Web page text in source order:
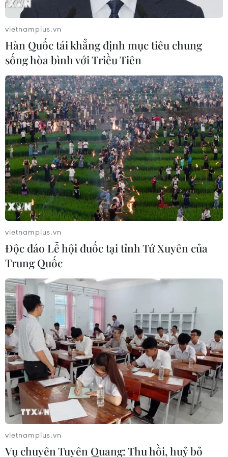
#Ngân hàng Trung ương Canada
#Ngân hàng trung ương
#Chính sách thắt chặt tiền tệ
Canada
Theo dõi VietnamPlus
TIN LIÊN QUAN
Nền kinh tế Canada đứng trước kịch bản
suy thoái trong quý 4
21/11/2023 01:46
vietnamplus.vn
Hàn Quốc tái khẳng định mục tiêu chung
sống hòa bình với Triều Tiên
vietnamplus.vn
Độc đáo Lễ hội đuốc tại tỉnh Tứ Xuyên của
Trung Quốc
vietnamplus.vn
Vụ chuyên Tuyên Quang: Thu hồi, huỷ bỏ